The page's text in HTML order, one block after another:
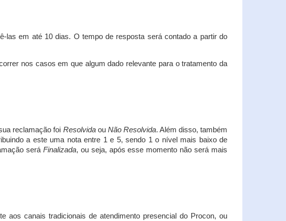
las em até 10 dias. O tempo de resposta será contado a partir do
nos casos em que algum dado relevante para o tratamento da
reclamação foi Resolvidaou Não Resolvida. Além disso, também
a este uma nota entre 1 e 5, sendo 1 o nível mais baixo de
será Finalizada, ou seja, após esse momento não será mais
aos canais tradicionais de atendimento presencial do Procon, ou